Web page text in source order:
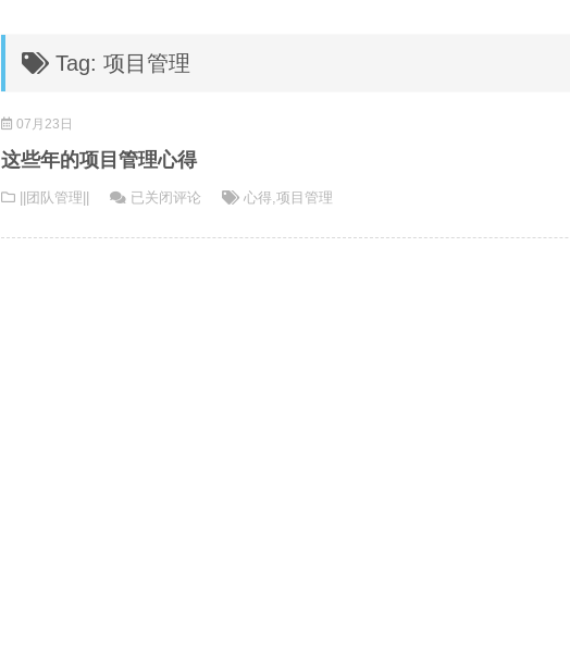
Tag: 项目管理
07月23日
这些年的项目管理心得
||团队管理||
这
已关闭评论 心得,项目管理